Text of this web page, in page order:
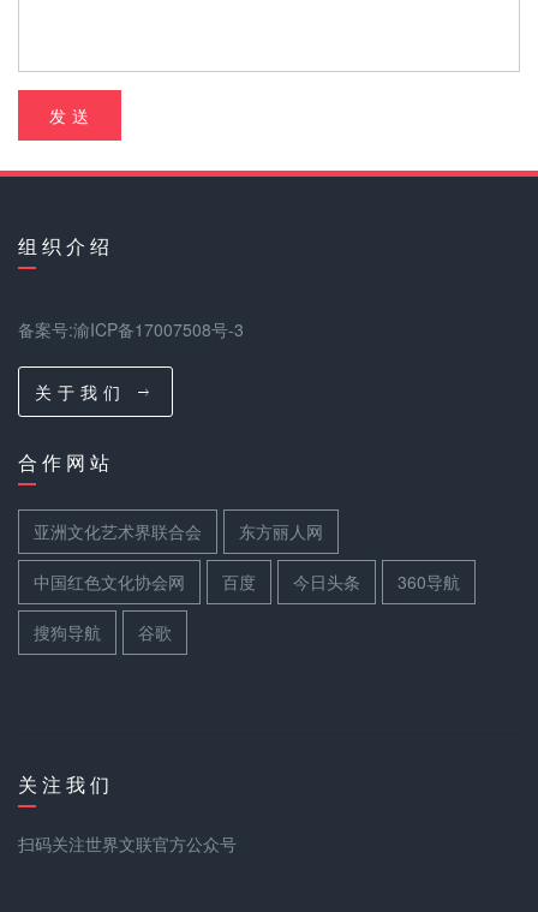
发 送
组 织 介 绍
备案号:渝ICP备17007508号-3
关 于 我 们
合 作 网 站
亚洲文化艺术界联合会 东方丽人网
中国红色文化协会网 百度 今日头条 360导航
搜狗导航 谷歌
关 注 我 们
扫码关注世界文联官方公众号